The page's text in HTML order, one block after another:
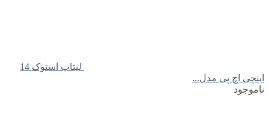
لپتاپ استوک 14
اینچی اچ پی مدل...
ناموجود